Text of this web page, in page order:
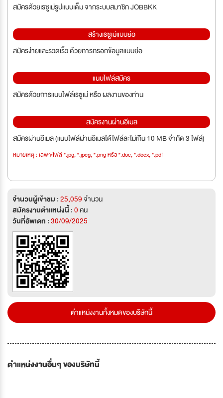
สมัครด้วยเรซูเม่รูปแบบเต็ม จากระบบสมาชิก JOBBKK
สร้างเรซูเม่แบบย่อ
สมัครง่ายและรวดเร็ว ด้วยการกรอกข้อมูลแบบย่อ
แนบไฟล์สมัคร
สมัครด้วยการแนบไฟล์เรซูเม่ หรือ ผลงานของท่าน
สมัครงานผ่านอีเมล
สมัครผ่านอีเมล (แนบไฟล์ผ่านอีเมลได้ไฟล์ละไม่เกิน 10 MB จำกัด 3 ไฟล์)
หมายเหตุ : เฉพาะไฟล์ *.jpg, *.jpeg, *.png หรือ *.doc, *.docx, *.pdf
จำนวนผู้เข้าชม :25,059จำนวน
สมัครงานตำแหน่งนี้ :0คน
วันที่อัพเดท :30/09/2025
ตำแหน่งงานทั้งหมดของบริษัทนี้
ตำแหน่งงานอื่นๆ ของบริษัทนี้